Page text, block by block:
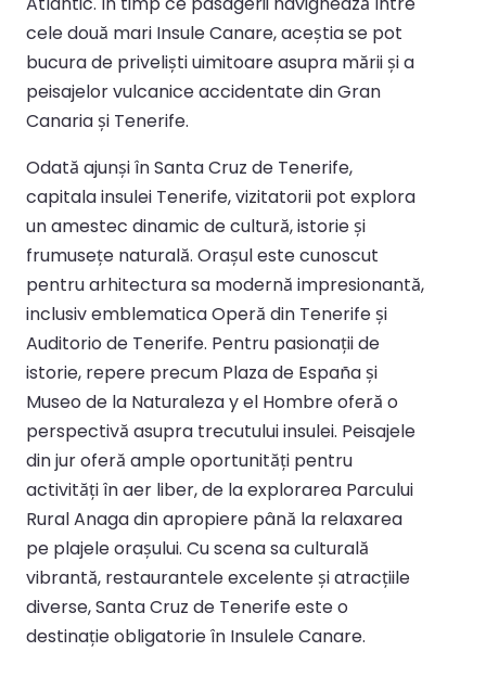
cele două mari Insule Canare, aceștia se pot
bucura de priveliști uimitoare asupra mării și a
peisajelor vulcanice accidentate din Gran
Canaria și Tenerife.
Odată ajunși în Santa Cruz de Tenerife,
capitala insulei Tenerife, vizitatorii pot explora
un amestec dinamic de cultură, istorie și
frumusețe naturală. Orașul este cunoscut
pentru arhitectura sa modernă impresionantă,
inclusiv emblematica Operă din Tenerife și
Auditorio de Tenerife. Pentru pasionații de
istorie, repere precum Plaza de España și
Museo de la Naturaleza y el Hombre oferă o
perspectivă asupra trecutului insulei. Peisajele
din jur oferă ample oportunități pentru
activități în aer liber, de la explorarea Parcului
Rural Anaga din apropiere până la relaxarea
pe plajele orașului. Cu scena sa culturală
vibrantă, restaurantele excelente și atracțiile
diverse, Santa Cruz de Tenerife este o
destinație obligatorie în Insulele Canare.